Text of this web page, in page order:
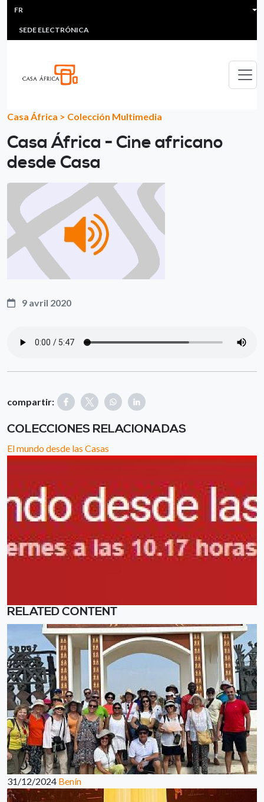
Aller au contenu principal
HEADER MENU
MULTIMEDIA
SEDE ELECTRÓNICA
FR
Casa África > Colección Multimedia
Casa África - Cine africano
desde Casa
9 avril 2020
compartir:
COLECCIONES RELACIONADAS
El mundo desde las Casas
RELATED CONTENT
31/12/2024 Benín